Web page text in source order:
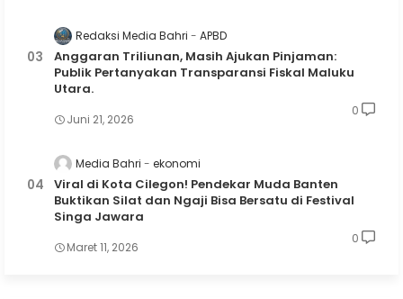
Redaksi Media Bahri APBD
Anggaran Triliunan, Masih Ajukan Pinjaman:
Publik Pertanyakan Transparansi Fiskal Maluku
Utara.
Juni 21, 2026
0
Media Bahri ekonomi
Viral di Kota Cilegon! Pendekar Muda Banten
Buktikan Silat dan Ngaji Bisa Bersatu di Festival
Singa Jawara
Maret 11, 2026
0